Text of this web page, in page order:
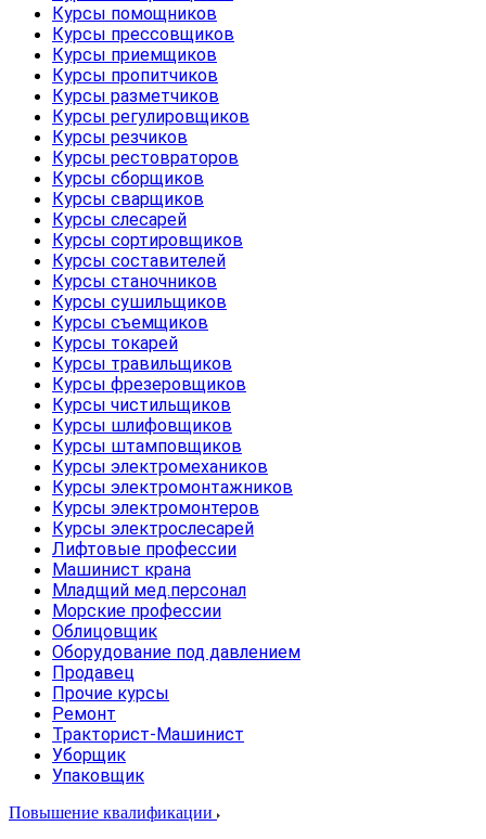
Курсы помощников
Курсы прессовщиков
Курсы приемщиков
Курсы пропитчиков
Курсы разметчиков
Курсы регулировщиков
Курсы резчиков
Курсы рестовраторов
Курсы сборщиков
Курсы сварщиков
Курсы слесарей
Курсы сортировщиков
Курсы составителей
Курсы станочников
Курсы сушильщиков
Курсы съемщиков
Курсы токарей
Курсы травильщиков
Курсы фрезеровщиков
Курсы чистильщиков
Курсы шлифовщиков
Курсы штамповщиков
Курсы электромехаников
Курсы электромонтажников
Курсы электромонтеров
Курсы электрослесарей
Лифтовые профессии
Машинист крана
Младщий мед.персонал
Морские профессии
Облицовщик
Оборудование под давлением
Продавец
Прочие курсы
Ремонт
Тракторист-Машинист
Уборщик
Упаковщик
Повышение квалификации